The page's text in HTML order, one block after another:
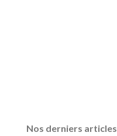
Nos derniers articles